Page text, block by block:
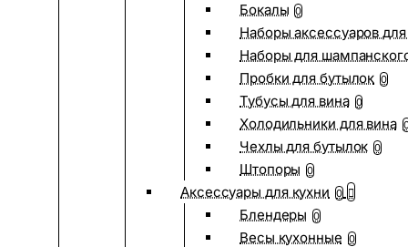
Бокалы 0
Наборы аксессуаров
Наборы для
Пробки для бутылок 0
Тубусы для вина 0
Холодильники для вина
Чехлы для бутылок 0
Штопоры 0
Аксессуары для кухни 0
Блендеры 0
Весы кухонные 0